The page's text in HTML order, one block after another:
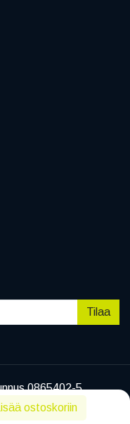
ostoskoriin
Tilaa
0865402-5